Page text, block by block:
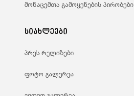
მონაცემთა გამოყენების პირობები
სიახლეები
პრეს რელიზები
ფოტო გალერეა